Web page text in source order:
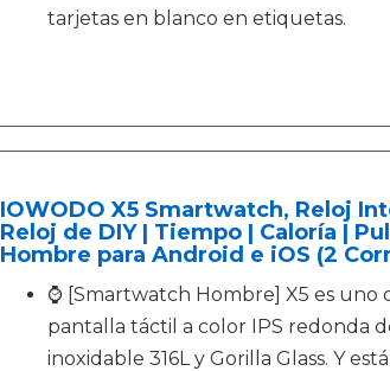
tarjetas en blanco en etiquetas.
IOWODO X5 Smartwatch, Reloj
Reloj de DIY | Tiempo | Caloría |
Hombre para Android e iOS (2
⌚ [Smartwatch Hombre] X5 es
pantalla táctil a color IPS redonda
inoxidable 316L y Gorilla Glass. Y